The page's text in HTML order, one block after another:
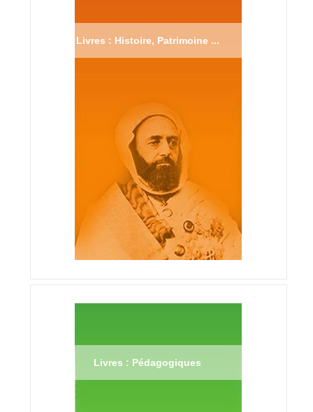
Livres : Histoire, Patrimoine ...
Livres : Pédagogiques